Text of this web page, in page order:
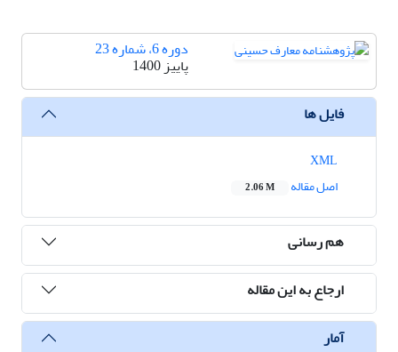
دوره 6، شماره 23
پاییز 1400
فایل ها
اصل مقاله
2.06 M
هم رسانی
ارجاع به این مقاله
آمار